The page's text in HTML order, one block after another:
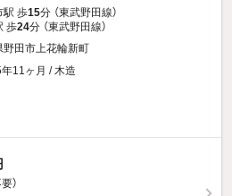
駅 歩15分 （東武野田線）
歩24分 （東武野田線）
野田市上花輪新町
11ヶ月 / 木造
）